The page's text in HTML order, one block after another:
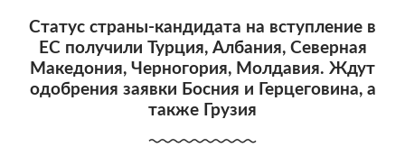
Статус страны-кандидата на вступление в
ЕС получили Турция, Албания, Северная
Македония, Черногория, Молдавия. Ждут
одобрения заявки Босния и Герцеговина, а
также Грузия